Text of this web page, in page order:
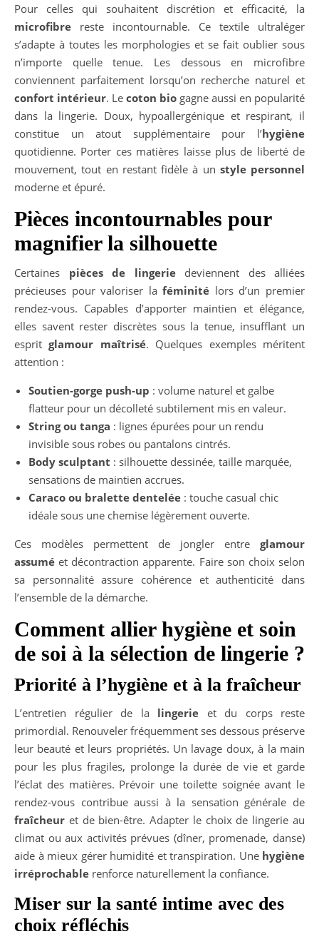
Pour celles qui souhaitent discrétion et efficacité, la
microfibre reste incontournable. Ce textile ultraléger
s’adapte à toutes les morphologies et se fait oublier sous
n’importe quelle tenue. Les dessous en microfibre
conviennent parfaitement lorsqu’on recherche naturel et
confort intérieur. Le coton bio gagne aussi en popularité
dans la lingerie. Doux, hypoallergénique et respirant, il
constitue un atout supplémentaire pour l’hygiène
quotidienne. Porter ces matières laisse plus de liberté de
mouvement, tout en restant fidèle à un style personnel
moderne et épuré.
Pièces incontournables pour
magnifier la silhouette
Certaines pièces de lingeriedeviennent des alliées
précieuses pour valoriser laféminité lors d’un premier
rendez-vous. Capables d’apporter maintien et élégance,
elles savent rester discrètes sous la tenue, insufflant un
espritglamour maîtrisé. Quelques exemples méritent
attention :
Soutien-gorge push-up : volume naturel et galbe
flatteur pour un décolleté subtilement mis en valeur.
String ou tanga : lignes épurées pour un rendu
invisible sous robes ou pantalons cintrés.
Body sculptant : silhouette dessinée, taille marquée,
sensations de maintien accrues.
Caraco ou bralette dentelée : touche casual chic
idéale sous une chemise légèrement ouverte.
Ces modèles permettent de jongler entre glamour
assumé et décontraction apparente. Faire son choix selon
sa personnalité assure cohérence et authenticité dans
l’ensemble de la démarche.
Comment allier hygiène et soin
de soi à la sélection de lingerie ?
Priorité à l’hygiène et à la fraîcheur
L’entretien régulier de la lingerie et du corps reste
primordial. Renouveler fréquemment ses dessous préserve
leur beauté et leurs propriétés. Un lavage doux, à la main
pour les plus fragiles, prolonge la durée de vie et garde
l’éclat des matières. Prévoir une toilette soignée avant le
rendez-vous contribue aussi à la sensation générale de
fraîcheur et de bien-être. Adapter le choix de lingerie au
climat ou aux activités prévues (dîner, promenade, danse)
aide à mieux gérer humidité et transpiration. Une hygiène
irréprochable renforce naturellement la confiance.
Miser sur la santé intime avec des
choix réfléchis